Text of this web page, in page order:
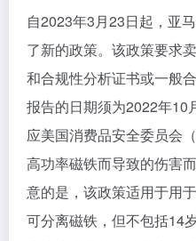
自2023年3月23日起，亚
了新的政策。该政策要求
和合规性分析证书或一般
报告的日期须为2022年10
应美国消费品安全委员会
高功率磁铁而导致的伤害
意的是，该政策适用于用
可分离磁铁，但不包括14